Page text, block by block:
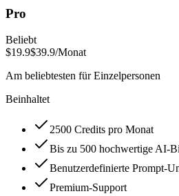
Pro
Beliebt
$19.9$39.9/Monat
Am beliebtesten für Einzelpersonen
Beinhaltet
2500 Credits pro Monat
Bis zu 500 hochwertige AI-
Benutzerdefinierte Prompt-
Premium-Support